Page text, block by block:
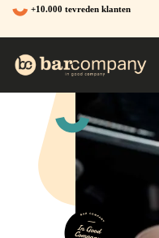
Ga
naar
de
+10.000 tevreden klanten